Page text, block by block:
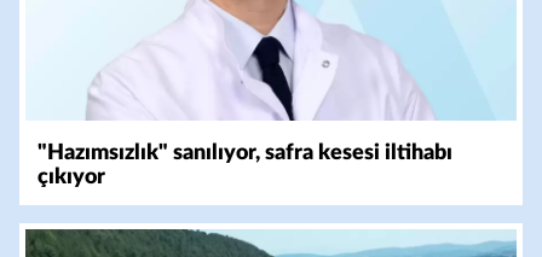
"Hazımsızlık" sanılıyor, safra kesesi iltihabı
çıkıyor